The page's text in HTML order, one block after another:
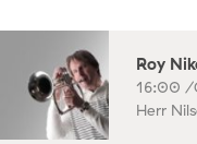
Roy
16:00 /
Herr